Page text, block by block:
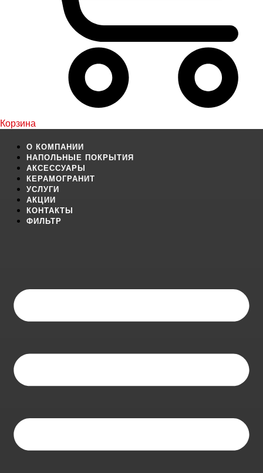
Корзина
О КОМПАНИИ
НАПОЛЬНЫЕ ПОКРЫТИЯ
АКСЕССУАРЫ
КЕРАМОГРАНИТ
УСЛУГИ
АКЦИИ
КОНТАКТЫ
ФИЛЬТР